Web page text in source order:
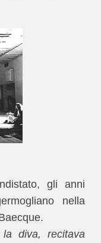
gli anni
nella
diva, recitava